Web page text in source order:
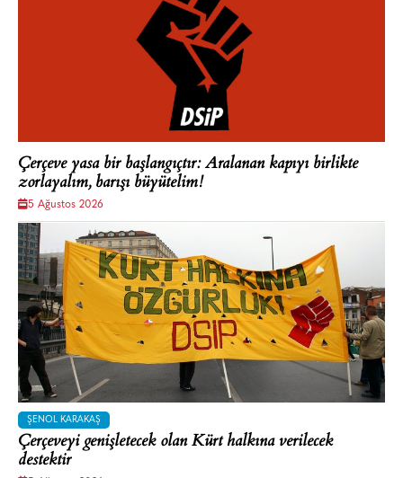
Çerçeve yasa bir başlangıçtır: Aralanan kapıyı birlikte
zorlayalım, barışı büyütelim!
5 Ağustos 2026
ŞENOL KARAKAŞ
Çerçeveyi genişletecek olan Kürt halkına verilecek
destektir